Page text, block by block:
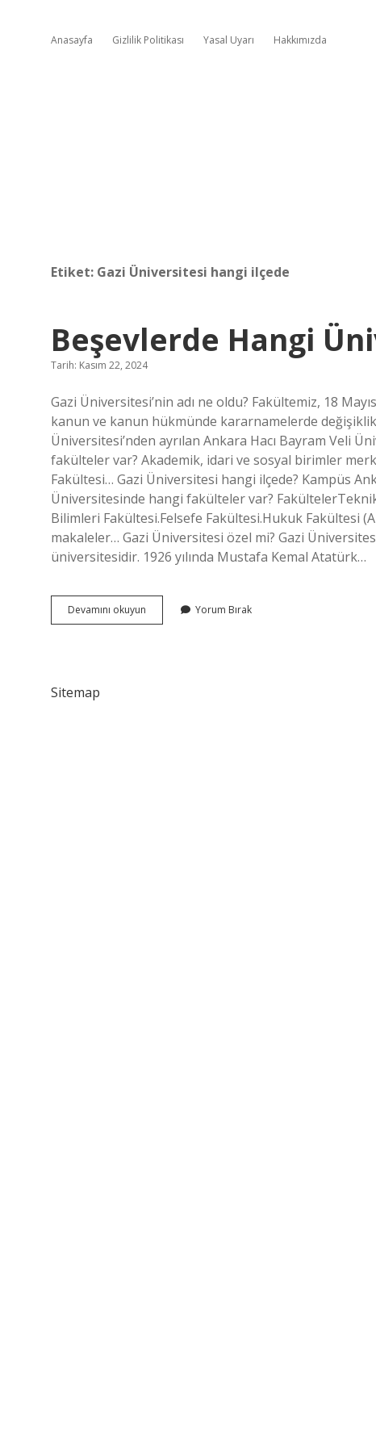
Anasayfa Gizlilik Politikası Yasal Uyarı Hakkımızda
Etiket: Gazi Üniversitesi hangi ilçede
Beşevlerde Hangi
Tarih: Kasım 22, 2024
Gazi Üniversitesi’nin adı ne oldu? Fakültemiz, 18
kanun ve kanun hükmünde kararnamelerde değişiklik
Üniversitesi’nden ayrılan Ankara Hacı Bayram Veli
fakülteler var? Akademik, idari ve sosyal birimler
Fakültesi… Gazi Üniversitesi hangi ilçede? Kampüs
Üniversitesinde hangi fakülteler var?
Bilimleri Fakültesi.Felsefe Fakültesi.Hukuk Fakültesi
makaleler… Gazi Üniversitesi özel mi? Gazi
üniversitesidir. 1926 yılında Mustafa Kemal Atatürk…
Devamını okuyun Beşevlerde
Hangi
Yorum Bırak
Sitemap